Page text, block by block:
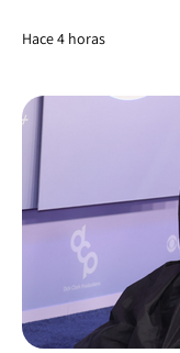
Hace 4 horas